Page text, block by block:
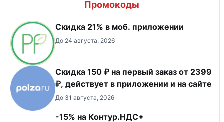
Промокоды
Скидка 21% в моб. приложении
До 24 августа, 2026
Скидка 150 ₽ на первый заказ от 2399
₽, действует в приложении и на сайте
До 31 августа, 2026
-15% на Контур.НДС+